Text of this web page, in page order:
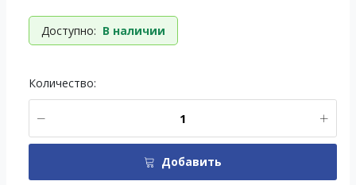
Доступно: В наличии
Количество:
Добавить